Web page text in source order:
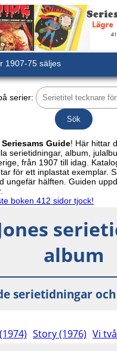
1907-75 säljes
serier:
Seriesams Guide! Här hittar
serietidningar, album,
från 1907 till idag.
för ett inplastat exemplar.
ungefär hälften. Guiden
boken 412 sidor tjock!
album
serietidningar
Story (1976) Vi